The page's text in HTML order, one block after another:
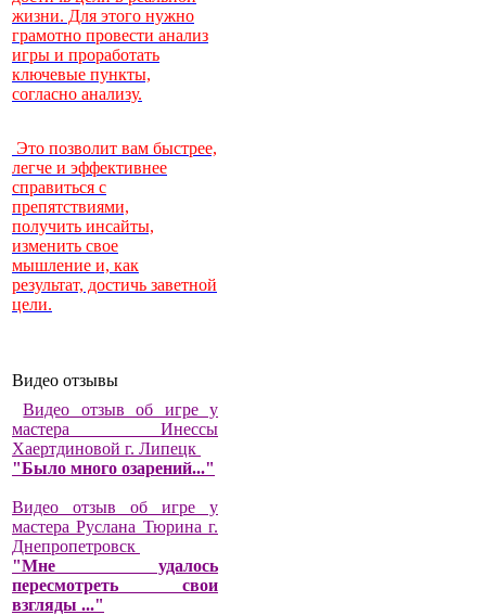
жизни. Для этого нужно
грамотно провести анализ
игры и проработать
ключевые пункты,
согласно анализу.
Это позволит вам быстрее,
легче и эффективнее
справиться с
препятствиями,
получить инсайты,
изменить свое
мышление и, как
результат, достичь заветной
цели.
Видео отзывы
Видео отзыв об игре у
мастера Инессы
Хаертдиновой г. Липецк
"Было много озарений..."
Видео отзыв об игре у
мастера Руслана Тюрина г.
Днепропетровск
"Мне удалось
пересмотреть свои
взгляды ..."